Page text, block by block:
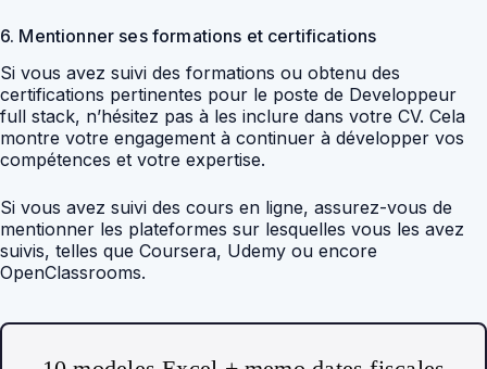
6. Mentionner ses formations et certifications
Si vous avez suivi des formations ou obtenu des
certifications pertinentes pour le poste de Developpeur
full stack, n’hésitez pas à les inclure dans votre CV. Cela
montre votre engagement à continuer à développer vos
compétences et votre expertise.
Si vous avez suivi des cours en ligne, assurez-vous de
mentionner les plateformes sur lesquelles vous les avez
suivis, telles que Coursera, Udemy ou encore
OpenClassrooms.